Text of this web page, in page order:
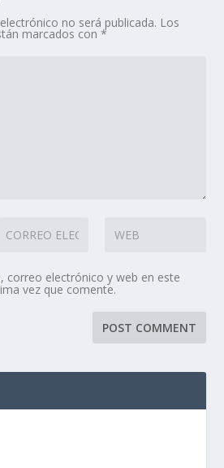
no será publicada. Los
marcados con*
correo electrónico y web en este
vez que comente.